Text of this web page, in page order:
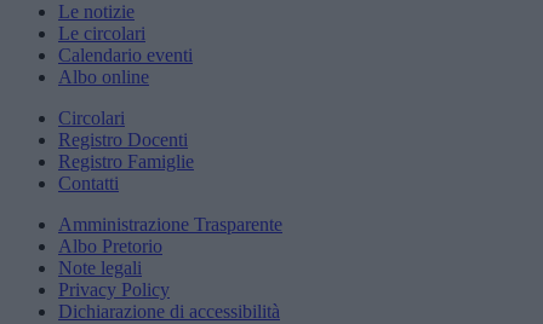
Le notizie
Le circolari
Calendario eventi
Albo online
Circolari
Registro Docenti
Registro Famiglie
Contatti
Amministrazione Trasparente
Albo Pretorio
Note legali
Privacy Policy
Dichiarazione di accessibilità